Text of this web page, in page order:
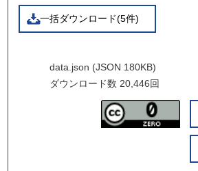
一括ダウンロード(5件)
data.json (JSON 180KB)
ダウンロード数 20,446回